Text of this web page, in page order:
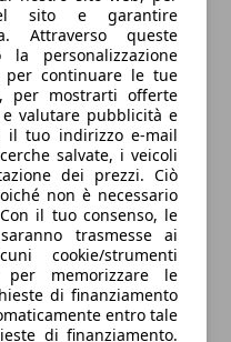
sito e garantire
Attraverso queste
la personalizzazione
per continuare le tue
per mostrarti offerte
valutare pubblicità e
il tuo indirizzo e-mail
salvate, i veicoli
dei prezzi. Ciò
non è necessario
il tuo consenso, le
trasmesse ai
cookie/strumenti
memorizzare le
di finanziamento
entro tale
di finanziamento.